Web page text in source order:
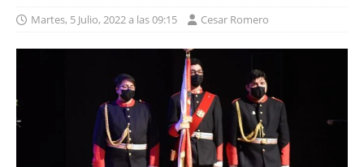
Martes, 5 Julio, 2022 a las 09:15 Cesar Romero